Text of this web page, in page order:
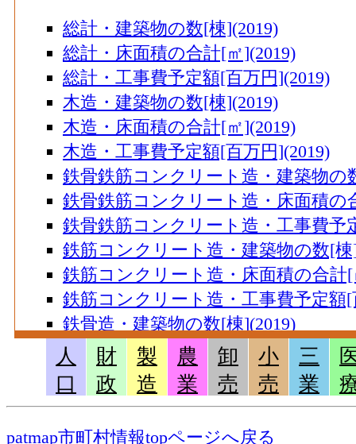
100
四日市市(三重県)
101
松本市(長野県)
102
足利市(栃木県)
103
泉佐野市(大阪府)
104
掛川市(静岡県)
105
宇部市(山口県)
106
袖ケ浦市(千葉県)
107
伊豆市(静岡県)
108
津市(三重県)
109
岩沼市(宮城県)
110
長野市(長野県)
111
糸魚川市(新潟県)
112
豊橋市(愛知県)
総計・建築物の数[棟](2019)
総計・床面積の合計[㎡](2019)
総計・工事費予定額[百万円](2019)
木造・建築物の数[棟](2019)
木造・床面積の合計[㎡](2019)
木造・工事費予定額[百万円](2019)
鉄骨鉄筋コンクリート造・建築物の
鉄骨鉄筋コンクリート造・床面積の
鉄骨鉄筋コンクリート造・工事費予
鉄筋コンクリート造・建築物の数[棟
鉄筋コンクリート造・床面積の合計[
鉄筋コンクリート造・工事費予定額[
鉄骨造・建築物の数[棟](2019)
鉄骨造・床面積の合計[㎡](2019)
鉄骨造・工事費予定額[百万円](2019)
コンクリートブロック造・建築物の
人
口
財
政
製
造
農
業
卸
売
小
売
三
業
patmap市町村情報topページへ戻る